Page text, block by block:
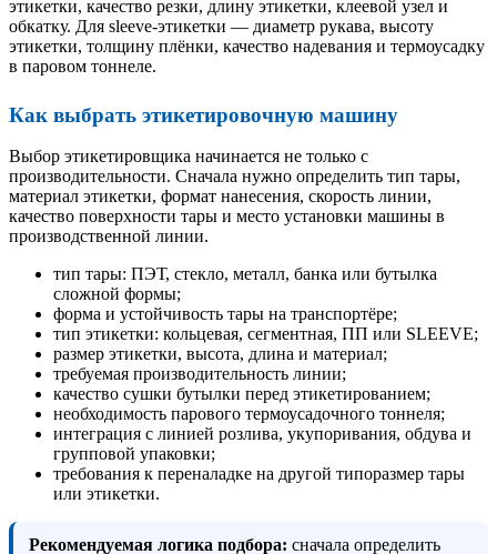
этикетки, качество резки, длину этикетки, клеевой узел и
обкатку. Для sleeve-этикетки — диаметр рукава, высоту
этикетки, толщину плёнки, качество надевания и термоусадку
в паровом тоннеле.
Как выбрать этикетировочную машину
Выбор этикетировщика начинается не только с
производительности. Сначала нужно определить тип тары,
материал этикетки, формат нанесения, скорость линии,
качество поверхности тары и место установки машины в
производственной линии.
тип тары: ПЭТ, стекло, металл, банка или бутылка
сложной формы;
форма и устойчивость тары на транспортёре;
тип этикетки: кольцевая, сегментная, ПП или SLEEVE;
размер этикетки, высота, длина и материал;
требуемая производительность линии;
качество сушки бутылки перед этикетированием;
необходимость парового термоусадочного тоннеля;
интеграция с линией розлива, укупоривания, обдува и
групповой упаковки;
требования к переналадке на другой типоразмер тары
или этикетки.
Рекомендуемая логика подбора: сначала определить